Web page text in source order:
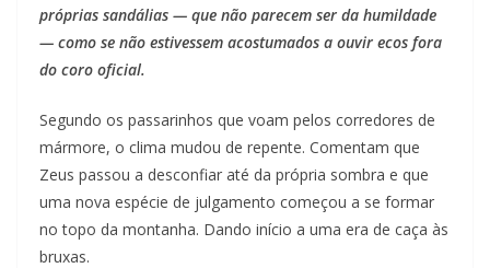
próprias sandálias — que não parecem ser da humildade
— como se não estivessem acostumados a ouvir ecos fora
do coro oficial.
Segundo os passarinhos que voam pelos corredores de
mármore, o clima mudou de repente. Comentam que
Zeus passou a desconfiar até da própria sombra e que
uma nova espécie de julgamento começou a se formar
no topo da montanha. Dando início a uma era de caça às
bruxas.